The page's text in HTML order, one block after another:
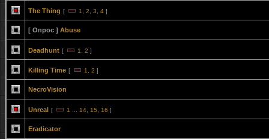
The Thing [ 1 2 3 4 ]
[ Опрос ] Abuse
Deadhunt [ 1 2 ]
Killing Time [ 1 2 ]
NecroVision
Unreal [ 1 14 15 16 ]
Eradicator